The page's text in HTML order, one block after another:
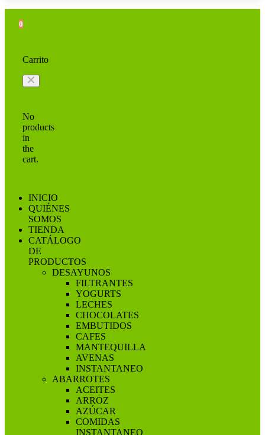
0
Carrito
No
products
in
the
cart.
INICIO
QUIÉNES
SOMOS
TIENDA
CATÁLOGO
DE
PRODUCTOS
DESAYUNOS
FILTRANTES
YOGURTS
LECHES
CHOCOLATES
EMBUTIDOS
CAFES
MANTEQUILLA
AVENAS
INSTANTANEO
ABARROTES
ACEITES
ARROZ
AZÚCAR
COMIDAS
INSTANTANEO